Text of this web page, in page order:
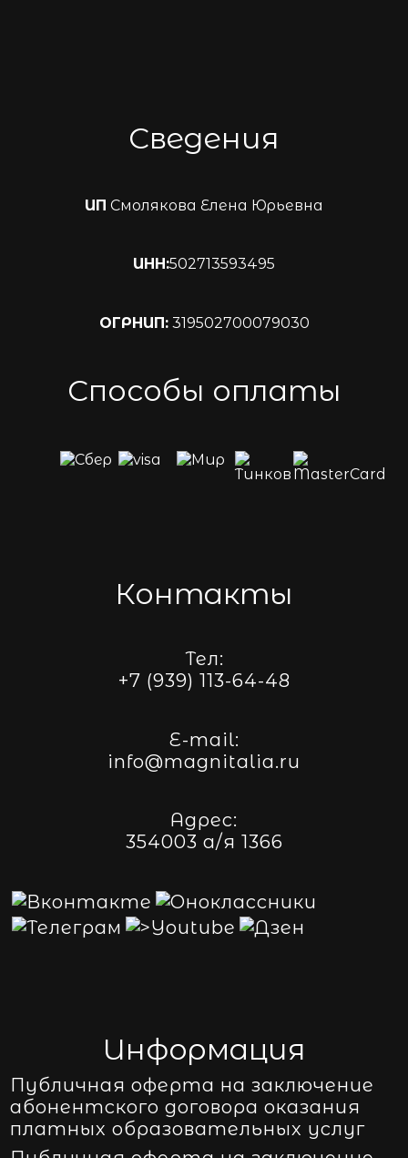
Сведения
ИП Смолякова Елена Юрьевна
ИНН:502713593495
ОГРНИП:319502700079030
Способы оплаты
Контакты
Тел:
+7 (939) 113-64-48
E-mail:
info@magnitalia.ru
Адрес:
354003 а/я 1366
Информация
Публичная оферта на заключение
абонентского договора оказания
платных образовательных услуг